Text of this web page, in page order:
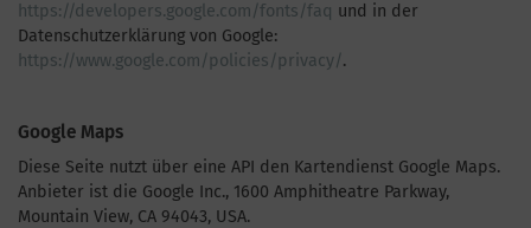
https://developers.google.com/fonts/faq und in der
Datenschutzerklärung von Google:
https://www.google.com/policies/privacy/.
Google Maps
Diese Seite nutzt über eine API den Kartendienst Google Maps.
Anbieter ist die Google Inc., 1600 Amphitheatre Parkway,
Mountain View, CA 94043, USA.